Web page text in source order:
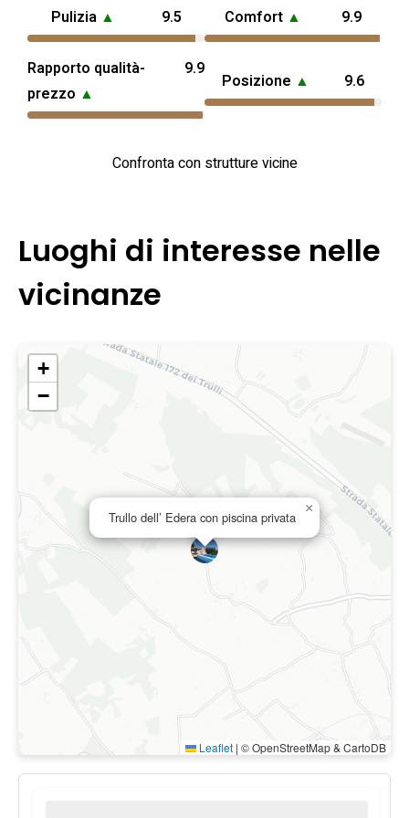
Pulizia ▲ 9.5 Comfort ▲ 9.9
Rapporto qualità-
prezzo ▲
9.9
Posizione ▲ 9.6
Confronta con strutture vicine
Luoghi di interesse nelle
vicinanze
Trullo dell’ Edera con piscina privata
×
+
−
Leaflet | © OpenStreetMap & CartoDB